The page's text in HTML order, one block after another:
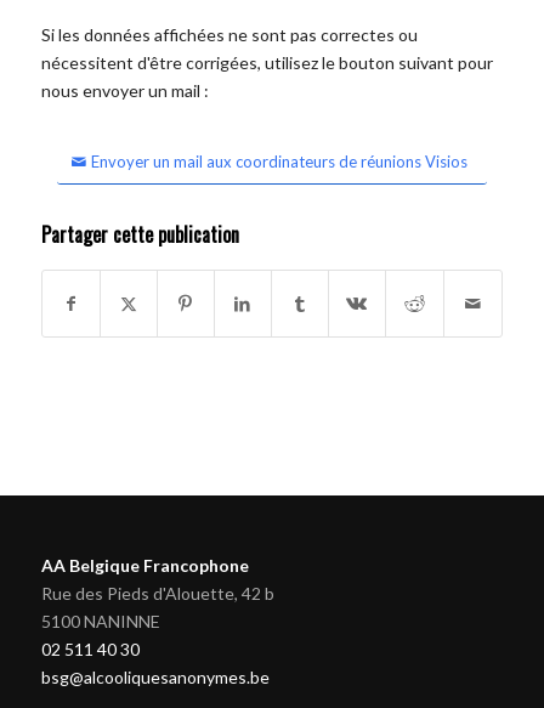
Si les données affichées ne sont pas correctes ou
nécessitent d'être corrigées, utilisez le bouton suivant pour
nous envoyer un mail :
Envoyer un mail aux coordinateurs de réunions Visios
Partager cette publication
AA Belgique Francophone
Rue des Pieds d'Alouette, 42 b
5100 NANINNE
02 511 40 30
bsg@alcooliquesanonymes.be